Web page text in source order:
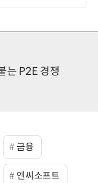
는 P2E 경쟁
금융
엔씨소프트